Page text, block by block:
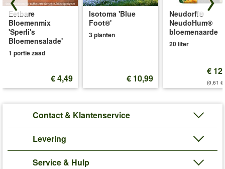
Eetbare
Bloemenmix
'Sperli's
Bloemensalade'
1 portie zaad
€ 4,49
Isotoma 'Blue
Foot®'
3 planten
€ 10,99
Neudorff®
NeudoHum®
bloemenaarde
20 liter
€
(0,61
Contact & Klantenservice
Levering
Service & Hulp